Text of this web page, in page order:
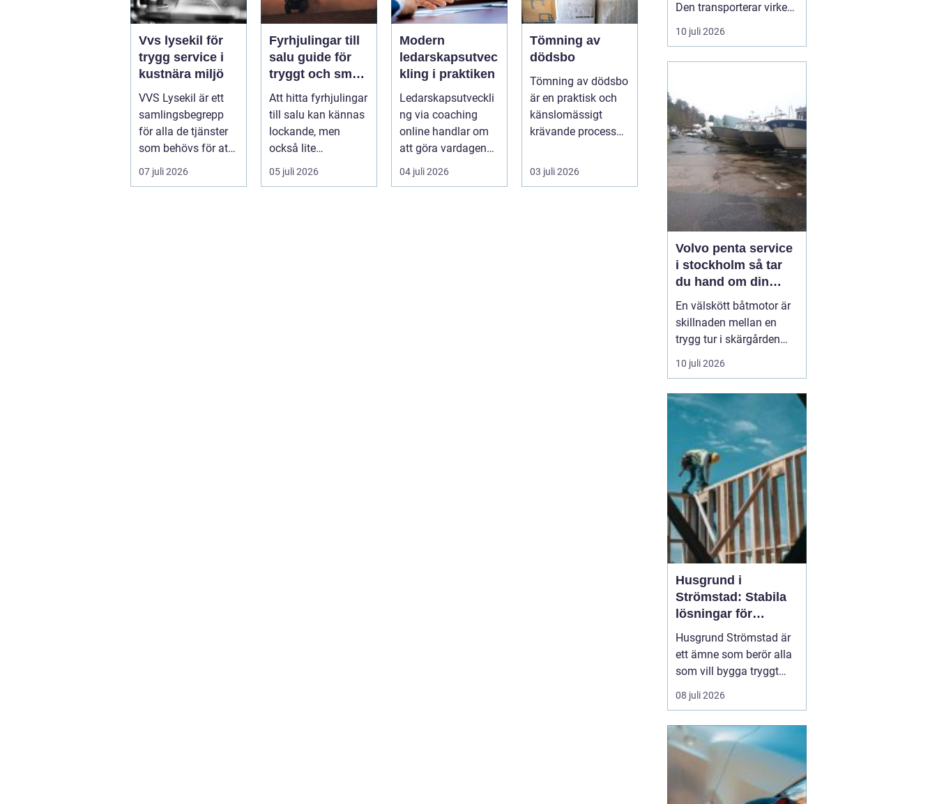
Vvs lysekil för
trygg service i
kustnära miljö
VVS Lysekil är ett
samlingsbegrepp
för alla de tjänster
som behövs för att
vatten, värme och
avlopp ...
07 juli 2026
Fyrhjulingar till
salu guide för
tryggt och smart
köp
Att hitta fyrhjulingar
till salu kan kännas
lockande, men
också lite
överväldigande.
Utbudet är stor...
05 juli 2026
Modern
ledarskapsutvec
kling i praktiken
Ledarskapsutveckli
ng via coaching
online handlar om
att göra vardagen
som chef både mer
h...
04 juli 2026
Tömning av
dödsbo
Tömning av dödsbo
är en praktisk och
känslomässigt
krävande process
möter en gång ell...
03 juli 2026
Den transporterar virke
från avverkningsplatsen
till bilväg eller
förhållanden. Rä...
10 juli 2026
Volvo penta service
i stockholm så tar
du hand om din
båtmotor på rätt sätt
En välskött båtmotor är
skillnaden mellan en
trygg tur i skärgården
och en sommar fylld av
ofrivilliga stopp. Många
Stockholmsområdet
använder Volvo Penta,
just eftersom motorerna
är driftsäkra och
anpassade för nordiska
förhållanden. Men ...
10 juli 2026
Husgrund i
Strömstad: Stabila
lösningar för
boende vid kusten
Husgrund Strömstad är
ett ämne som berör alla
som vill bygga tryggt
och långsiktigt nära
havet. Närheten till
och bergig terräng ställer
höga krav på både p...
08 juli 2026